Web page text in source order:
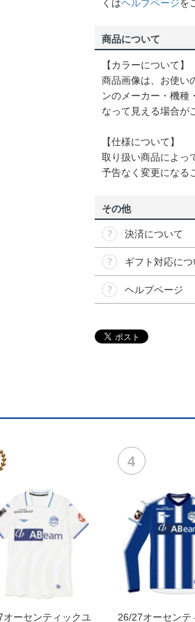
くはヘルプページを
商品について
【カラーについて】
商品画像は、お使い
ンのメーカー・機種
なって見える場合が
【仕様について】
取り扱い商品によっ
予告なく変更になる
その他
決済について
ギフト対応に
ヘルプページ
オーセンティックユ
26/27オーセンテ